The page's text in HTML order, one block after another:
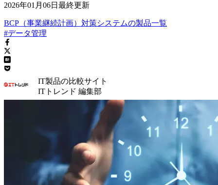
2026年01月06日 最終更新
BCP（事業継続計画）対策システムの製品一覧
#データ管理
IT製品の比較サイト
ITトレンド 編集部